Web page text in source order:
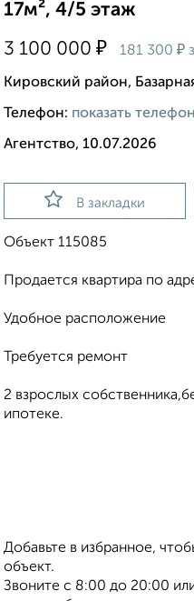
17м², 4/5 этаж
3 100 000 ₽ 181 300 ₽
Кировский район,
Телефон: показать телефон
Агентство, 10.07.2026
В закладки
Объект 115085
Продается квартира по
Удобное расположение
Требуется ремонт
2 взрослых
ипотеке.
Добавьте в избранное,
объект.
Звоните с 8:00 до 20:00